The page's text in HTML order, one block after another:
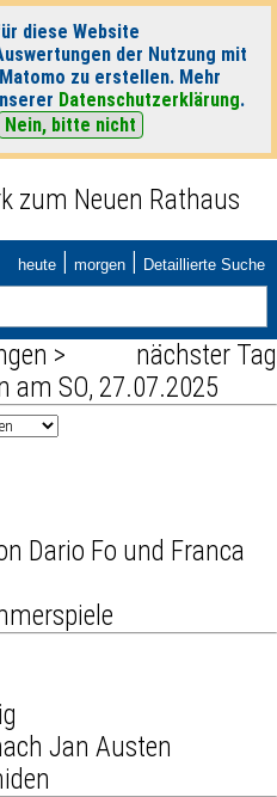
diese Website
der Nutzung mit
zu erstellen. Mehr
Datenschutzerklärung.
Nein, bitte nicht
heute | morgen | Detaillierte Suche
nächster Tag
>
am SO, 27.07.2025
Dario Fo und Franca
Jan Austen